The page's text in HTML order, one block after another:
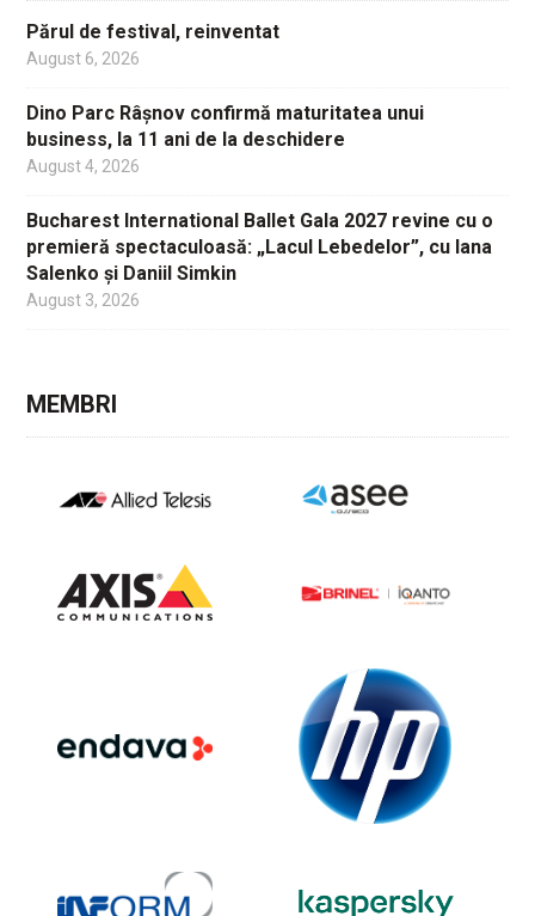
Părul de festival, reinventat
August 6, 2026
Dino Parc Râșnov confirmă maturitatea unui
business, la 11 ani de la deschidere
August 4, 2026
Bucharest International Ballet Gala 2027 revine cu o
premieră spectaculoasă: „Lacul Lebedelor”, cu Iana
Salenko și Daniil Simkin
August 3, 2026
MEMBRI